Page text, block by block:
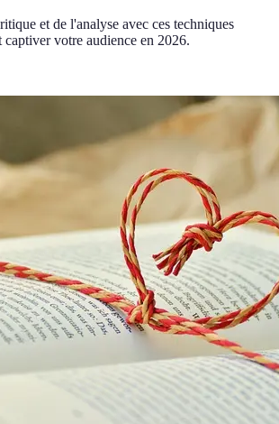
et de l'analyse avec ces techniques
captiver votre audience en 2026.